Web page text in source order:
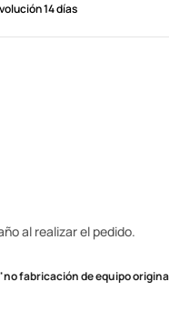
14 días
al realizar el pedido.
fabricación de equipo